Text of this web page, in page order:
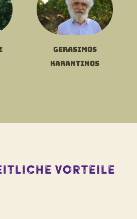
Gerasimos
Karantinos
Vorteile